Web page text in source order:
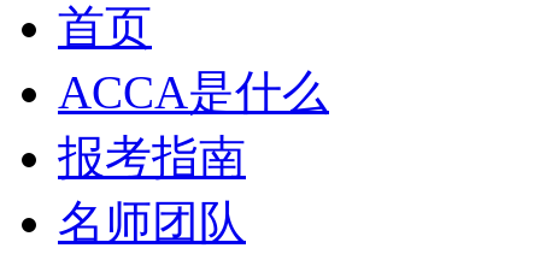
首页
ACCA是什么
报考指南
名师团队